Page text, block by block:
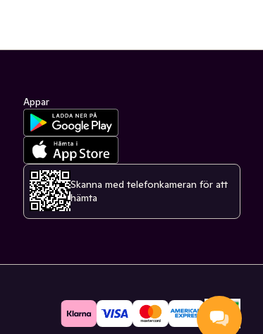
Appar
Skanna med telefonkameran för att
hämta